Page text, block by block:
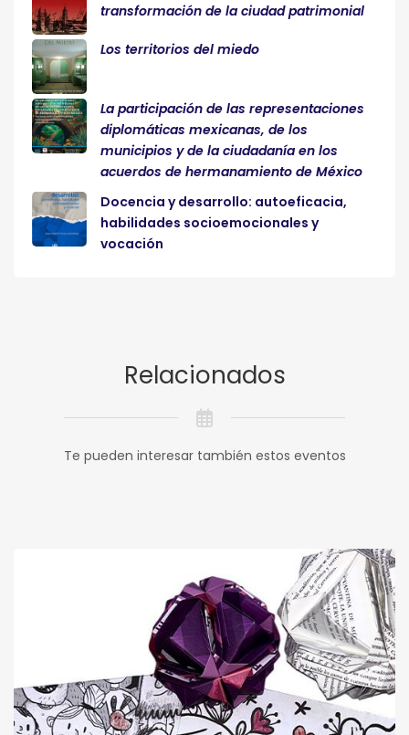
transformación de la ciudad patrimonial
Los territorios del miedo
La participación de las representaciones
diplomáticas mexicanas, de los
municipios y de la ciudadanía en los
acuerdos de hermanamiento de México
Docencia y desarrollo: autoeficacia,
habilidades socioemocionales y
vocación
Relacionados
Te pueden interesar también estos eventos